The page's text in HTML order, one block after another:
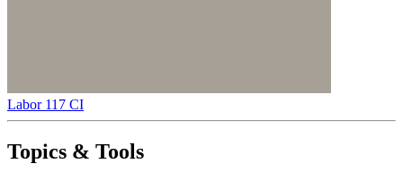
Labor 117 CI
Topics & Tools